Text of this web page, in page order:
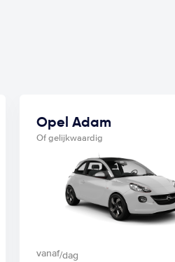
Opel Adam
Of gelijkwaardig
vanaf/dag